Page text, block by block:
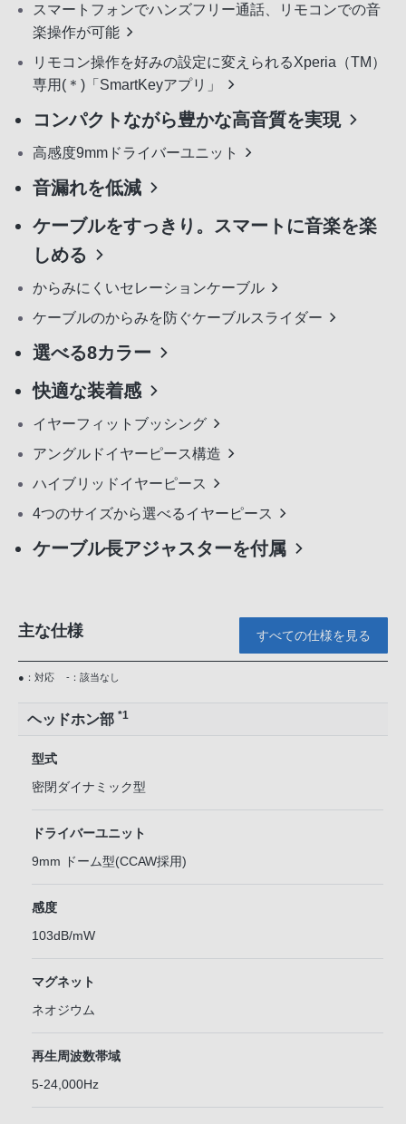
スマートフォンでハンズフリー通話、リモコンでの音
楽操作が可能
リモコン操作を好みの設定に変えられるXperia（TM）
専用(＊)「SmartKeyアプリ」
コンパクトながら豊かな高音質を実現
高感度9mmドライバーユニット
音漏れを低減
ケーブルをすっきり。スマートに音楽を楽
しめる
からみにくいセレーションケーブル
ケーブルのからみを防ぐケーブルスライダー
選べる8カラー
快適な装着感
イヤーフィットブッシング
アングルドイヤーピース構造
ハイブリッドイヤーピース
4つのサイズから選べるイヤーピース
ケーブル長アジャスターを付属
主な仕様 すべての仕様を見る
●：対応 -：該当なし
ヘッドホン部 *1
型式
密閉ダイナミック型
ドライバーユニット
9mm ドーム型(CCAW採用)
感度
103dB/mW
マグネット
ネオジウム
再生周波数帯域
5-24,000Hz